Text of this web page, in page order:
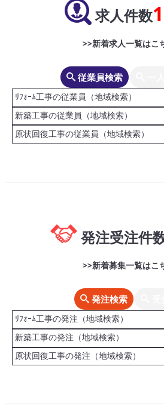
求人件数
>>新着求人一覧はこ
従業員検索
発注受注件
>>新着募集一覧はこ
発注検索